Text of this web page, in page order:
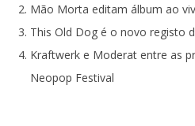
Mão Morta editam álbum ao
This Old Dog é o novo registo
Kraftwerk e Moderat entre as
Neopop Festival